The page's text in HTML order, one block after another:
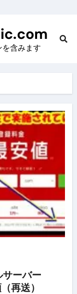
を含みます
サーバー
再送）